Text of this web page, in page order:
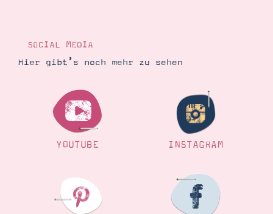
SOCIAL MEDIA
Hier gibt’s noch mehr zu sehen
YOUTUBE INSTAGRAM